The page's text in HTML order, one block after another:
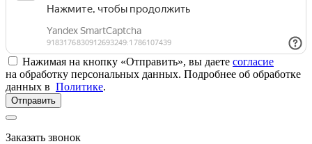
Нажимая на кнопку «Отправить», вы даете согласие
на обработку персональных данных. Подробнее об обработке
данных в Политике.
Отправить
Заказать звонок